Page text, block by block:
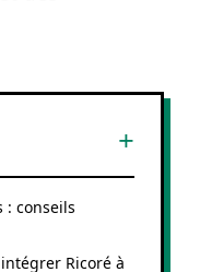
: conseils
Ricoré à